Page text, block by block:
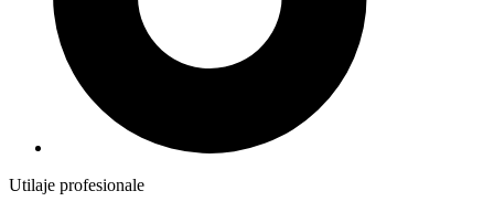
Utilaje profesionale